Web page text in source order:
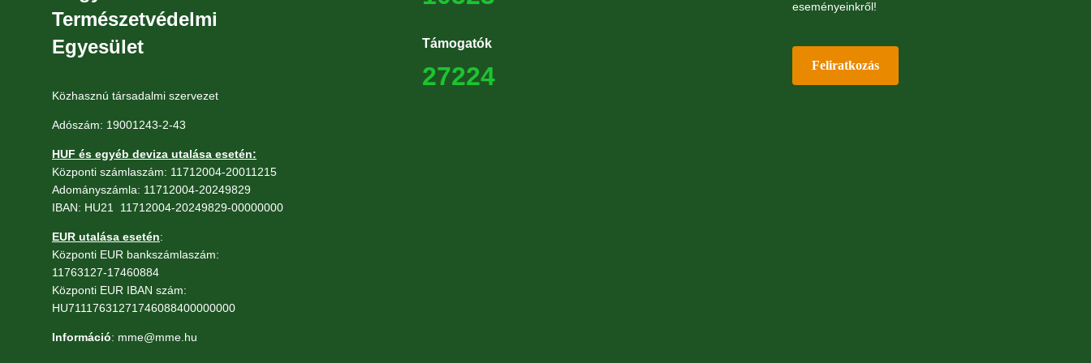
Természetvédelmi
Egyesület
Közhasznú társadalmi szervezet
Adószám: 19001243-2-43
HUF és egyéb deviza utalása esetén:
Központi számlaszám: 11712004-20011215
Adományszámla: 11712004-20249829
IBAN: HU21 11712004-20249829-00000000
EUR utalása esetén:
Központi EUR bankszámlaszám:
11763127-17460884
Központi EUR IBAN szám:
HU71117631271746088400000000
Információ: mme@mme.hu
Támogatók
27224
eseményeinkről!
Feliratkozás